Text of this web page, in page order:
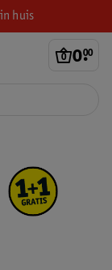
huis
0.
00